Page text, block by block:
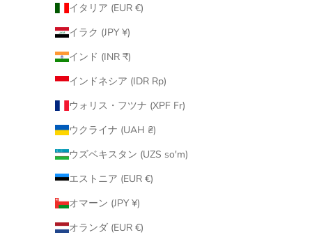
イタリア (EUR €)
イラク (JPY ¥)
インド (INR ₹)
インドネシア (IDR Rp)
ウォリス・フツナ (XPF Fr)
ウクライナ (UAH ₴)
ウズベキスタン (UZS so'm)
エストニア (EUR €)
オマーン (JPY ¥)
オランダ (EUR €)